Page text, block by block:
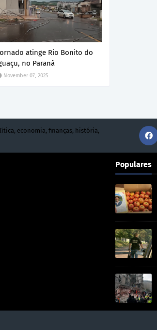
atinge Rio Bonito do
no Paraná
November 07, 2025
economia, finanças, história,
Populares